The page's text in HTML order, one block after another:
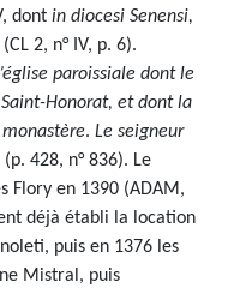
dont in diocesi Senensi,
(CL 2, n° IV, p. 6).
paroissiale dont le
Honorat, et dont la
. Le seigneur
(p. 428, n° 836). Le
Flory en 1390 (ADAM,
déjà établi la location
puis en 1376 les
Mistral, puis